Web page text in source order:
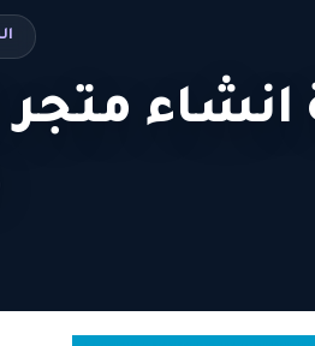
انشاء